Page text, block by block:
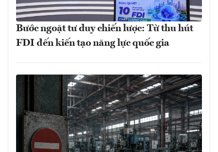
Bước ngoặt tư duy chiến lược: Từ thu hút
FDI đến kiến tạo năng lực quốc gia